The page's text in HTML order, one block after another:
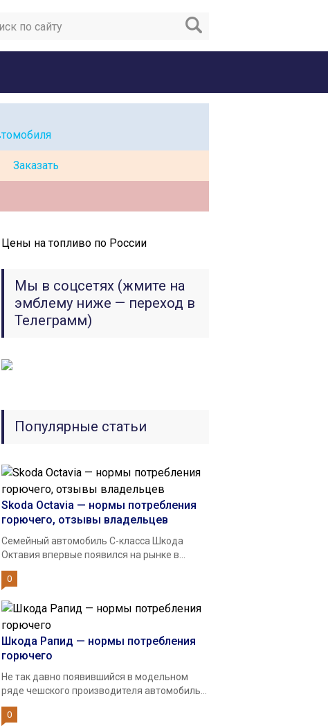
Заказать
Цены на топливо по России
Мы в соцсетях (жмите на
эмблему ниже — переход в
Телеграмм)
Популярные статьи
Skoda Octavia — нормы потребления
горючего, отзывы владельцев
Семейный автомобиль С-класса Шкода
Октавия впервые появился на рынке в...
0
Шкода Рапид — нормы потребления
горючего
Не так давно появившийся в модельном
ряде чешского производителя автомобиль...
0